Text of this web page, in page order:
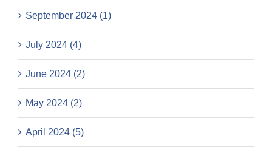
September 2024 (1)
July 2024 (4)
June 2024 (2)
May 2024 (2)
April 2024 (5)